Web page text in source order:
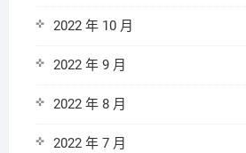
2022 年 10 月
2022 年 9 月
2022 年 8 月
2022 年 7 月